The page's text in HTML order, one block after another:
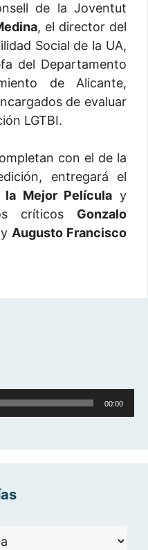
de la Joventut
, el director del
Social de la UA,
del Departamento
de Alicante,
de evaluar
LGTBI.
con el de la
entregará el
la Mejor Película y
críticos Gonzalo
y Augusto Francisco
00:00